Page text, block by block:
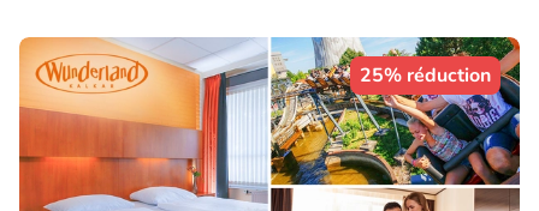
25% réduction